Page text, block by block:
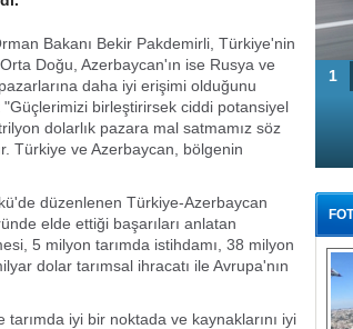
Bakanı Bekir Pakdemirli, Türkiye'nin
Doğu, Azerbaycan'ın ise Rusya ve
daha iyi erişimi olduğunu
birleştirirsek ciddi potansiyel
dolarlık pazara mal satmamız söz
Türkiye ve Azerbaycan, bölgenin
düzenlenen Türkiye-Azerbaycan
elde ettiği başarıları anlatan
5 milyon tarımda istihdamı, 38 milyon
dolar tarımsal ihracatı ile Avrupa'nın
iyi bir noktada ve kaynaklarını iyi
1